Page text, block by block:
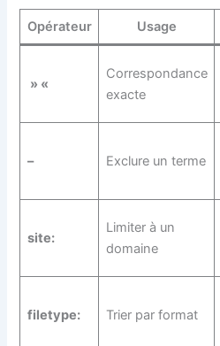
Opérateur Usage
» «
Correspondance
exacte
– Exclure un terme
site:
Limiter à un
domaine
filetype: Trier par format